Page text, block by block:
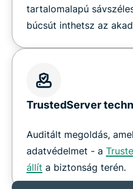
tartalomalapú
búcsút inthetsz az
TrustedServer
Auditált megoldás,
adatvédelmet - a
állít a biztonság terén.